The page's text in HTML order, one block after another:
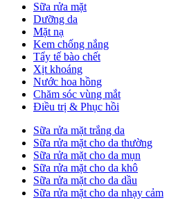
Sữa rửa mặt
Dưỡng da
Mặt nạ
Kem chống nắng
Tẩy tế bào chết
Xịt khoáng
Nước hoa hồng
Chăm sóc vùng mắt
Điều trị & Phục hồi
Sữa rửa mặt trắng da
Sữa rửa mặt cho da thường
Sữa rửa mặt cho da mụn
Sữa rửa mặt cho da khô
Sữa rửa mặt cho da dầu
Sữa rửa mặt cho da nhạy cảm